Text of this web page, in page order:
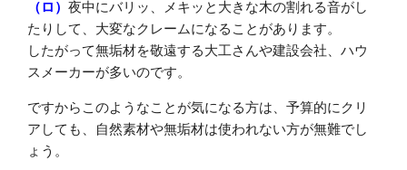
（ロ） 夜中にバリッ、メキッと大きな木の割れる音がし
たりして、大変なクレームになることがあります。
したがって無垢材を敬遠する大工さんや建設会社、ハウ
スメーカーが多いのです。
ですからこのようなことが気になる方は、予算的にクリ
アしても、自然素材や無垢材は使われない方が無難でし
ょう。